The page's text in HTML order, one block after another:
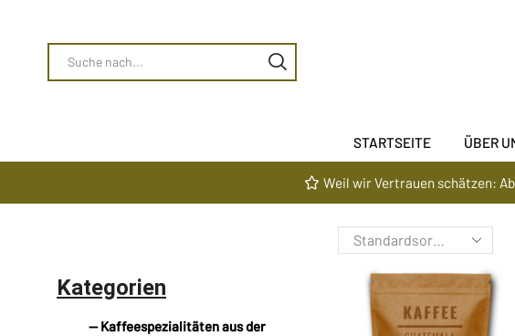
STARTSEITE ÜBER
Weil wir Vertrauen schätzen:
Kategorien
— Kaffeespezialitäten aus der